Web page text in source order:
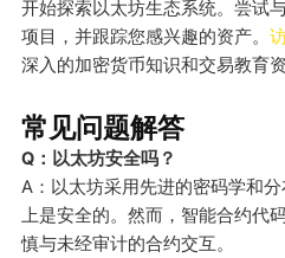
开始探索以太坊生态系统。尝试
项目，并跟踪您感兴趣的资产。
深入的加密货币知识和交易教育资
常见问题解答
Q：以太坊安全吗？
A：以太坊采用先进的密码学和
上是安全的。然而，智能合约代
慎与未经审计的合约交互。